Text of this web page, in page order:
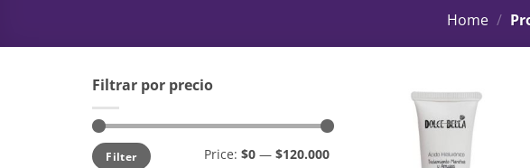
Home /
Filtrar por precio
Min
price
Max
priceFilter Price: $0— $120.000